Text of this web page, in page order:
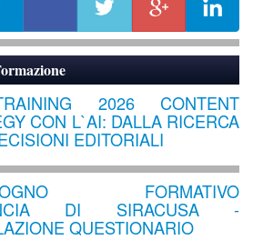
2026 CONTENT
CON L`AI: DALLA RICERCA
EDITORIALI
FORMATIVO
DI SIRACUSA -
QUESTIONARIO